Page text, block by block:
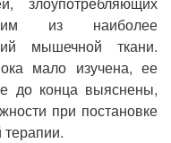
из наиболее
мышечной ткани.
мало изучена, ее
до конца выяснены,
при постановке